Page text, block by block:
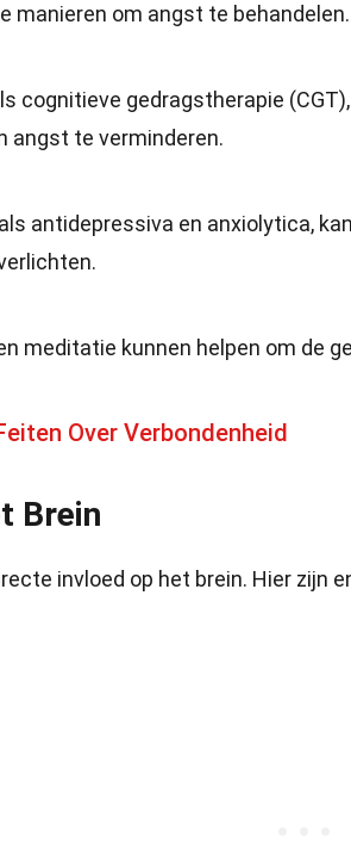
manieren om angst te
cognitieve gedragstherapie
angst te verminderen.
antidepressiva en anxiolytica,
meditatie kunnen helpen om de
Over Verbondenheid
Brein
invloed op het brein. Hier zijn